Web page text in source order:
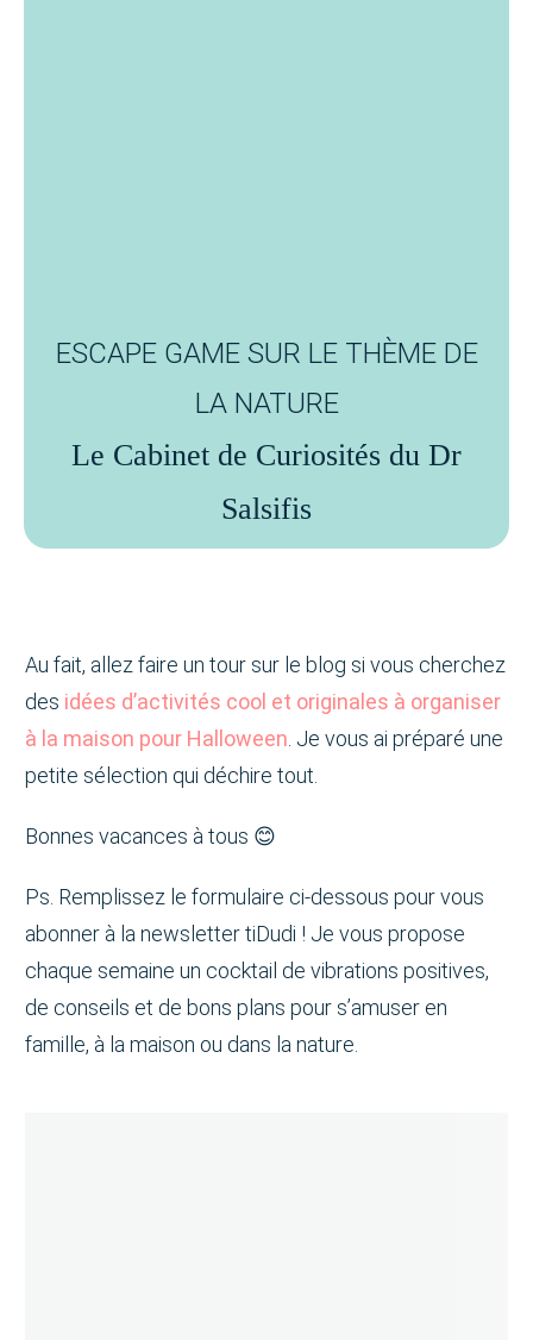
ESCAPE GAME SUR LE THÈME DE
LA NATURE
Le Cabinet de Curiosités du Dr
Salsifis
Au fait, allez faire un tour sur le blog si vous cherchez
des idées d’activités cool et originales à organiser
à la maison pour Halloween . Je vous ai préparé une
petite sélection qui déchire tout.
Bonnes vacances à tous 😊
Ps. Remplissez le formulaire ci-dessous pour vous
abonner à la newsletter tiDudi ! Je vous propose
chaque semaine un cocktail de vibrations positives,
de conseils et de bons plans pour s’amuser en
famille, à la maison ou dans la nature.